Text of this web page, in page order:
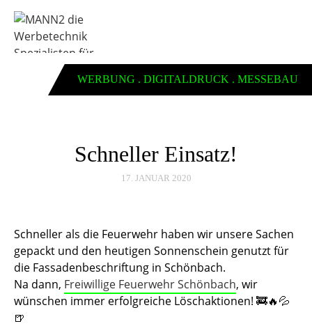
WERBUNG . DIGITALDRUCK . MESSEBAU
Schneller Einsatz!
17. JANUAR 2020
Schneller als die Feuerwehr haben wir unsere Sachen
gepackt und den heutigen Sonnenschein genutzt für
die Fassadenbeschriftung in Schönbach.
Na dann, Freiwillige Feuerwehr Schönbach, wir
wünschen immer erfolgreiche Löschaktionen! 🚒🔥💦
🍺